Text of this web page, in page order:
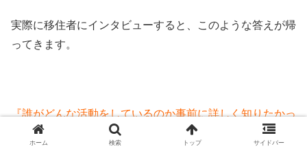
実際に移住者にインタビューすると、このような答えが帰
ってきます。
『誰がどんな活動をしているのか事前に詳しく知りたかっ
た・・・』
ホーム 検索 トップ サイドバー